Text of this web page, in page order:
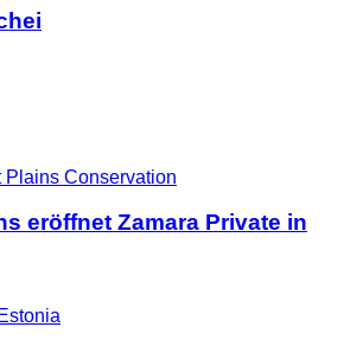
eröffnet Zamara Private in